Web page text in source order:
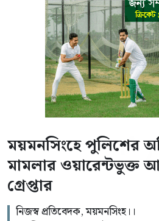
ময়মনসিংহে পুলিশের
মামলার ওয়ারেন্টভুক্ত
গ্রেপ্তার
নিজস্ব প্রতিবেদক, ময়মনসিংহ।।